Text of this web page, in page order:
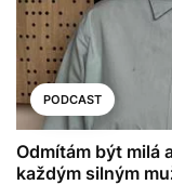
PODCAST
Odmítám být milá
každým silným